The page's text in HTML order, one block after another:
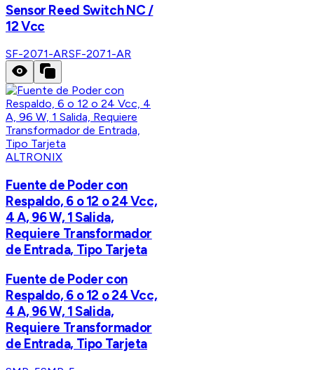
Sensor Reed Switch NC /
12 Vcc
SF-2071-ARSF-2071-AR
ALTRONIX
Fuente de Poder con
Respaldo, 6 o 12 o 24 Vcc,
4 A, 96 W, 1 Salida,
Requiere Transformador
de Entrada, Tipo Tarjeta
Fuente de Poder con
Respaldo, 6 o 12 o 24 Vcc,
4 A, 96 W, 1 Salida,
Requiere Transformador
de Entrada, Tipo Tarjeta